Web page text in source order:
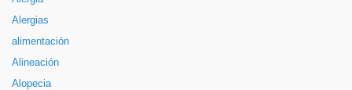
Alergias
alimentación
Alineación
Alopecia